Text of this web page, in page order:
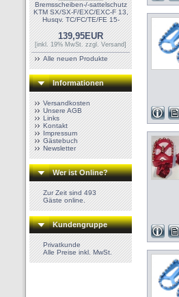
Bremsscheiben-/-sattelschutz
KTM SX/SX-F/EXC/EXC-F 13,
Husqv. TC/FC/TE/FE 15-
139,95EUR
[inkl. 19% MwSt. zzgl.Versand]
Alle neuen Produkte
Informationen
Versandkosten
Unsere AGB
Links
Kontakt
Impressum
Gästebuch
Newsletter
Wer ist Online?
Zur Zeit sind 493
Gäste online.
Kundengruppe
Privatkunde
Alle Preise inkl. MwSt.